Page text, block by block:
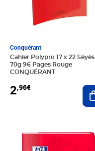
Conquérant
Cahier Polypro 17 x 22 Séyès
70g 96 Pages Rouge
CONQUÉRANT
2,96€
Prix 8,91€